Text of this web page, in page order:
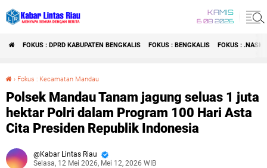
KAMIS
6 08 2026
FOKUS : DPRD KABUPATEN BENGKALIS FOKUS : BENGKALIS FOKUS :
› Fokus : Kecamatan Mandau
Polsek Mandau Tanam jagung seluas 1 juta
hektar Polri dalam Program 100 Hari Asta
Cita Presiden Republik Indonesia
Kabar Lintas Riau
Selasa, 12 Mei 2026, Mei 12, 2026 WIB